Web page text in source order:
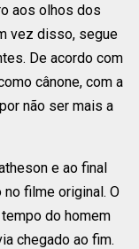
aos olhos dos
vez disso, segue
De acordo com
cânone, com a
não ser mais a
e ao final
filme original. O
do homem
chegado ao fim.